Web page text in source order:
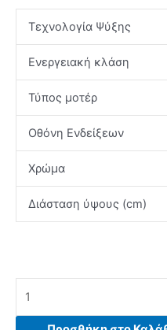
Τεχνολογία Ψύξης
Ενεργειακή κλάση
Τύπος μοτέρ
Οθόνη Ενδείξεων
Χρώμα
Διάσταση ύψους (cm)
GBV21L0EPY
Ψυγειοκαταψύκτης